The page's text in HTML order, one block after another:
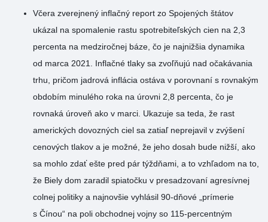
Včera zverejnený inflačný report zo Spojených štátov
ukázal na spomalenie rastu spotrebiteľských cien na 2,3
percenta na medziročnej báze, čo je najnižšia dynamika
od marca 2021. Inflačné tlaky sa zvoľňujú nad očakávania
trhu, pričom jadrová inflácia ostáva v porovnaní s rovnakým
obdobím minulého roka na úrovni 2,8 percenta, čo je
rovnaká úroveň ako v marci. Ukazuje sa teda, že rast
amerických dovozných ciel sa zatiaľ neprejavil v zvýšení
cenových tlakov a je možné, že jeho dosah bude nižší, ako
sa mohlo zdať ešte pred pár týždňami, a to vzhľadom na to,
že Biely dom zaradil spiatočku v presadzovaní agresívnej
colnej politiky a najnovšie vyhlásil 90-dňové „prímerie
s Čínou“ na poli obchodnej vojny so 115-percentným